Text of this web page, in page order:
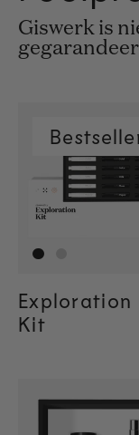
Giswerk is
Exploration
Kit